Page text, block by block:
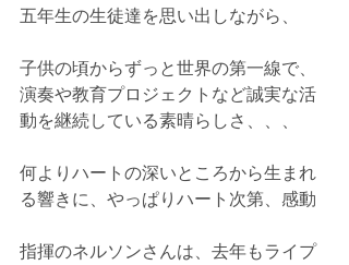
五年生の生徒達を思い出しながら、
子供の頃からずっと世界の第一線で、
演奏や教育プロジェクトなど誠実な活
動を継続している素晴らしさ、、、
何よりハートの深いところから生まれ
る響きに、やっぱりハート次第、感動
指揮のネルソンさんは、去年もライプ